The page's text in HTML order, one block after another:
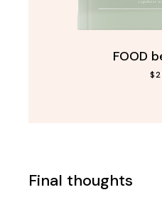
FOOD
$
Final thoughts